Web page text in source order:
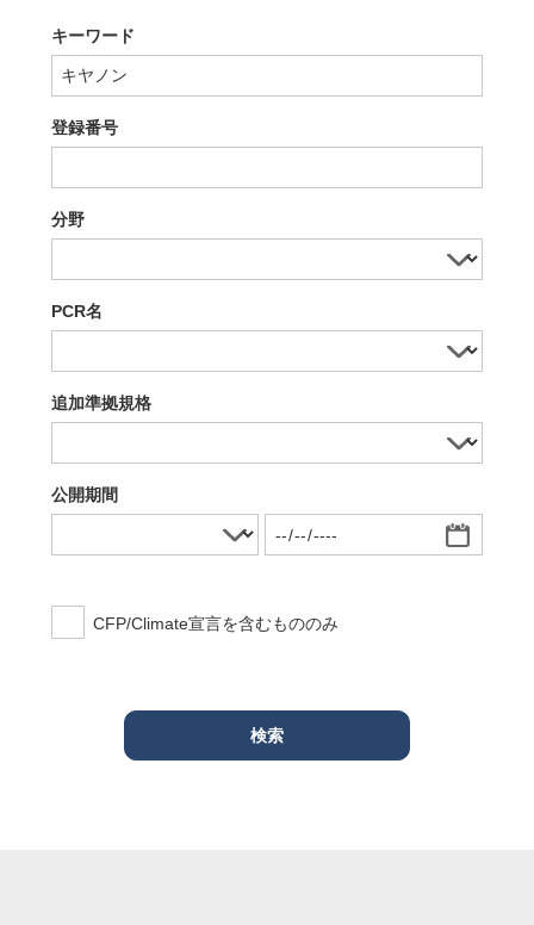
キーワード
登録番号
分野
PCR名
追加準拠規格
公開期間
CFP/Climate宣言を含むもののみ